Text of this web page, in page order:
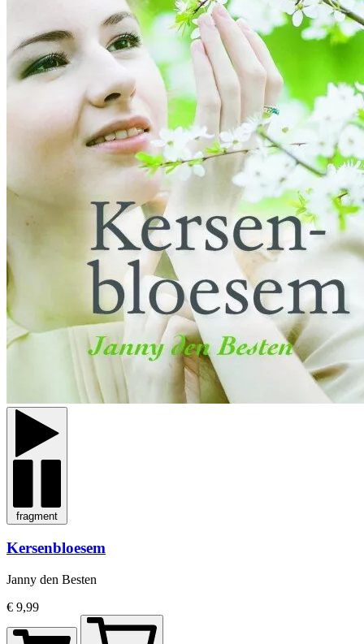
fragment
Kersenbloesem
Janny den Besten
€ 9,99